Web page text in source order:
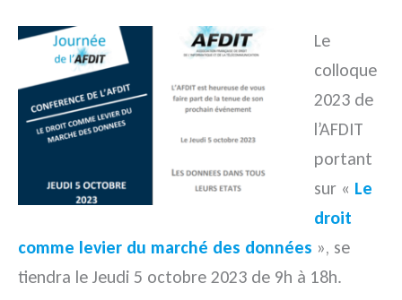
Le
colloque
2023 de
l’AFDIT
portant
sur « Le
droit
comme levier du marché des données », se
tiendra le Jeudi 5 octobre 2023 de 9h à 18h.